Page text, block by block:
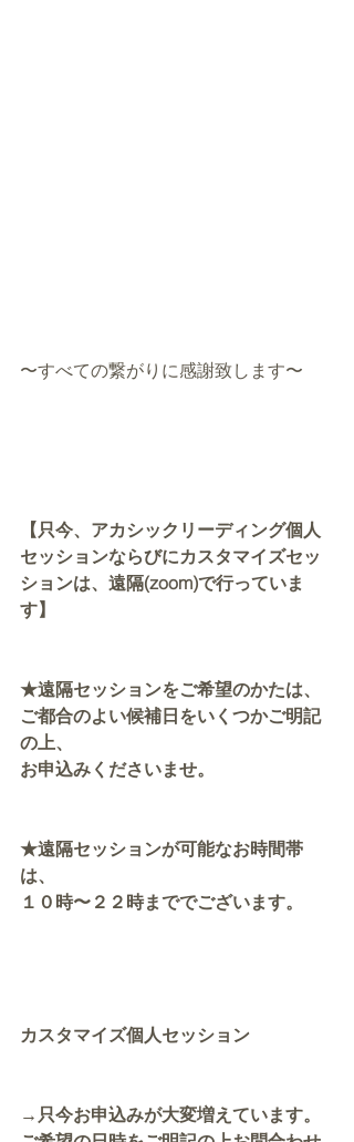
〜すべての繋がりに感謝致します〜
【只今、アカシックリーディング個人
セッションならびにカスタマイズセッ
ションは、遠隔(zoom)で行っていま
す】
★遠隔セッションをご希望のかたは、
ご都合のよい候補日をいくつかご明記
の上、
お申込みくださいませ。
★遠隔セッションが可能なお時間帯
は、
１０時〜２２時まででございます。
カスタマイズ個人セッション
→只今お申込みが大変増えています。